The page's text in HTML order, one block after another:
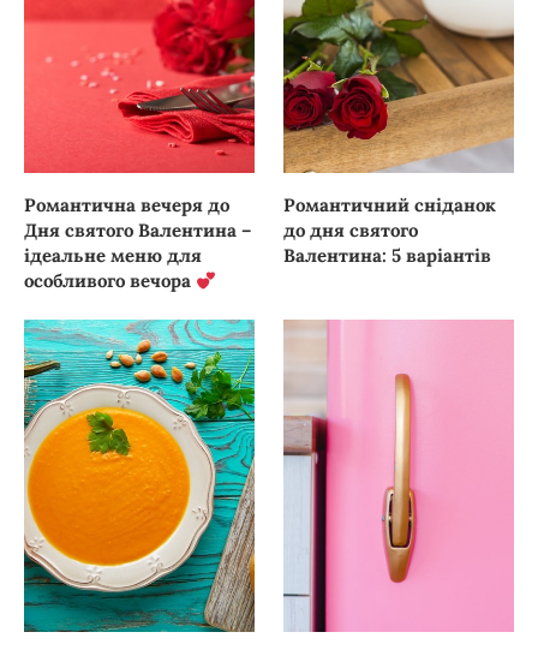
Романтична вечеря до
Дня святого Валентина –
ідеальне меню для
особливого вечора
Романтичний сніданок
до дня святого
Валентина: 5 варіантів